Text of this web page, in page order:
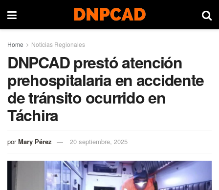
Home Noticias Regionales
DNPCAD prestó atención
prehospitalaria en accidente
de tránsito ocurrido en
Táchira
por Mary Pérez 20 septiembre, 2025